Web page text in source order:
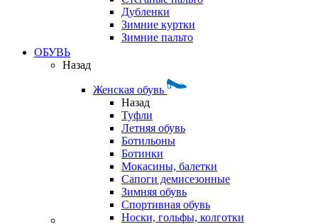
Дубленки
Зимние куртки
Зимние пальто
ОБУВЬ
Назад
Женская обувь
Назад
Туфли
Летняя обувь
Ботильоны
Ботинки
Мокасины, балетки
Сапоги демисезонные
Зимняя обувь
Спортивная обувь
Носки, гольфы, колготки